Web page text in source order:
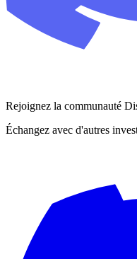
Rejoignez la communauté
Échangez avec d'autres